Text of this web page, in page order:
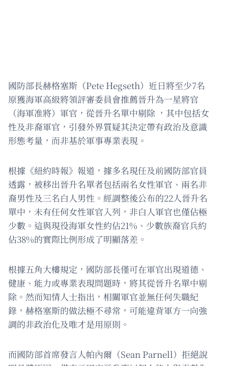
國防部長赫格塞斯（Pete Hegseth）近日將至少7名
原獲海軍高級將領評審委員會推薦晉升為一星將官
（海軍准將）軍官，從晉升名單中剔除 ，其中包括女
性及非裔軍官，引發外界質疑其決定帶有政治及意識
形態考量，而非基於軍事專業表現。
根據《紐約時報》報道，據多名現任及前國防部官員
透露，被移出晉升名單者包括兩名女性軍官、兩名非
裔男性及三名白人男性。經調整後公布的22人晉升名
單中，未有任何女性軍官入列，非白人軍官也僅佔極
少數。這與現役海軍女性約佔21%、少數族裔官兵約
佔38%的實際比例形成了明顯落差。
根據五角大樓規定，國防部長僅可在軍官出現道德、
健康、能力或專業表現問題時，將其從晉升名單中剔
除。然而知情人士指出，相關軍官並無任何失職紀
錄，赫格塞斯的做法極不尋常，可能違背軍方一向強
調的非政治化及唯才是用原則。
而國防部首席發言人帕內爾（Sean Parnell）拒絕說